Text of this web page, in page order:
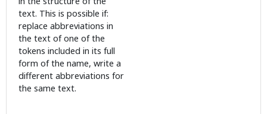
text. This is possible if:
replace abbreviations in
the text of one of the
tokens included in its full
form of the name, write a
different abbreviations for
the same text.